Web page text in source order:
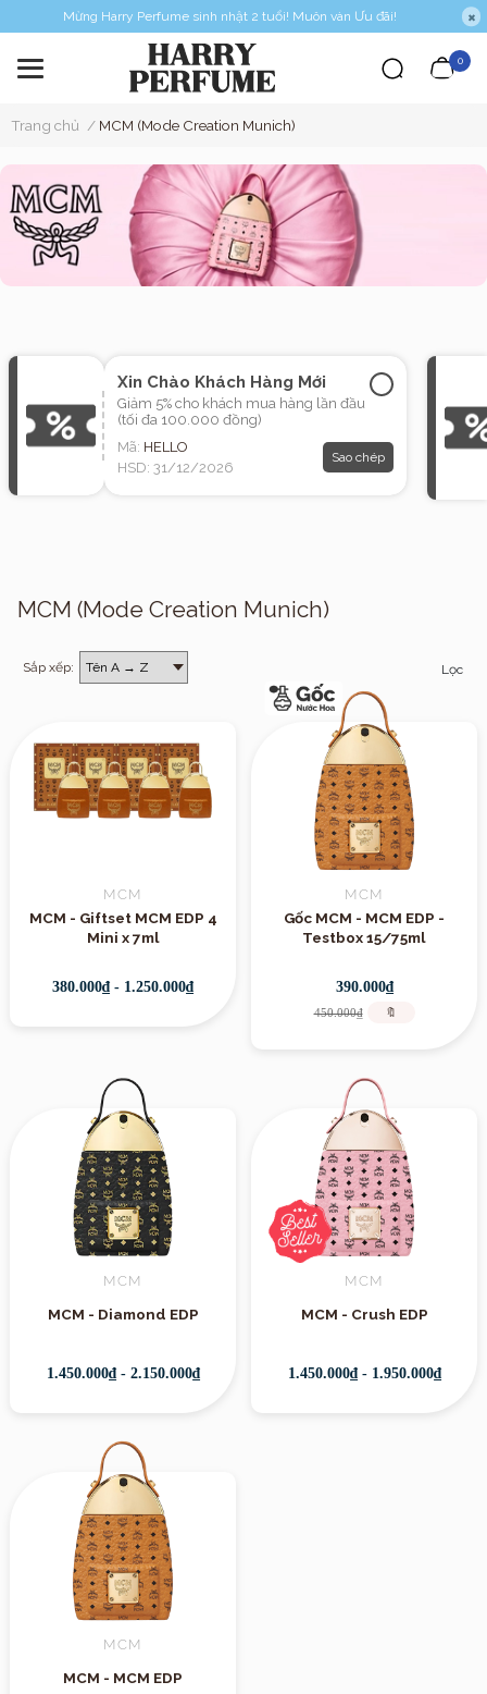
Mừng Harry Perfume sinh nhật 2 tuổi! Muôn vàn Ưu đãi!
0
Trang chủ / MCM (Mode Creation Munich)
Xin Chào Khách Hàng Mới
Giảm 5% cho khách mua hàng lần đầu
(tối đa 100.000 đồng)
Mã: HELLO
HSD: 31/12/2026
Sao chép
MCM (Mode Creation Munich)
Sắp xếp: Lọc
MCM
MCM - Giftset MCM EDP 4
Mini x 7ml
380.000₫ - 1.250.000₫
MCM
Gốc MCM - MCM EDP -
Testbox 15/75ml
390.000₫
450.000₫ 🔖
MCM
MCM - Diamond EDP
1.450.000₫ - 2.150.000₫
MCM
MCM - Crush EDP
1.450.000₫ - 1.950.000₫
MCM
MCM - MCM EDP